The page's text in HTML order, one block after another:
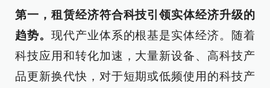
第一，租赁经济符合科技引领实体经济升级的
趋势。 现代产业体系的根基是实体经济。随着
科技应用和转化加速，大量新设备、高科技产
品更新换代快，对于短期或低频使用的科技产